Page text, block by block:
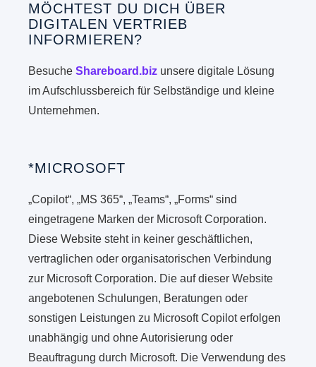
MÖCHTEST DU DICH ÜBER
DIGITALEN VERTRIEB
INFORMIEREN?
BesucheShareboard.biz unsere digitale Lösung
im Aufschlussbereich für Selbständige und kleine
Unternehmen.
*MICROSOFT
„Copilot“, „MS 365“, „Teams“, „Forms“ sind
eingetragene Marken der Microsoft Corporation.
Diese Website steht in keiner geschäftlichen,
vertraglichen oder organisatorischen Verbindung
zur Microsoft Corporation. Die auf dieser Website
angebotenen Schulungen, Beratungen oder
sonstigen Leistungen zu Microsoft Copilot erfolgen
unabhängig und ohne Autorisierung oder
Beauftragung durch Microsoft. Die Verwendung des